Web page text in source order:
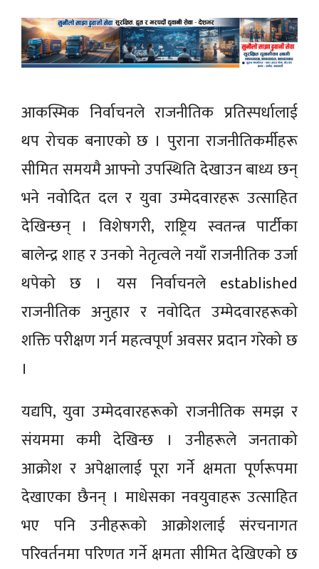
आकस्मिक निर्वाचनले राजनीतिक प्रतिस्पर्धालाई
थप रोचक बनाएको छ । पुराना राजनीतिकर्मीहरू
सीमित समयमै आफ्नो उपस्थिति देखाउन बाध्य छन्
भने नवोदित दल र युवा उम्मेदवारहरू उत्साहित
देखिन्छन् । विशेषगरी, राष्ट्रिय स्वतन्त्र पार्टीका
बालेन्द्र शाह र उनको नेतृत्वले नयाँ राजनीतिक उर्जा
थपेको छ । यस निर्वाचनले established
राजनीतिक अनुहार र नवोदित उम्मेदवारहरूको
शक्ति परीक्षण गर्न महत्वपूर्ण अवसर प्रदान गरेको छ
।
यद्यपि, युवा उम्मेदवारहरूको राजनीतिक समझ र
संयममा कमी देखिन्छ । उनीहरूले जनताको
आक्रोश र अपेक्षालाई पूरा गर्ने क्षमता पूर्णरूपमा
देखाएका छैनन् । माधेसका नवयुवाहरू उत्साहित
भए पनि उनीहरूको आक्रोशलाई संरचनागत
परिवर्तनमा परिणत गर्ने क्षमता सीमित देखिएको छ